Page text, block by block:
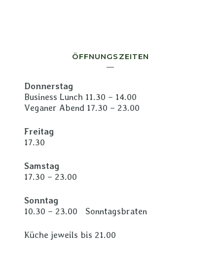
ÖFFNUNGSZEITEN
Donnerstag
Business Lunch 11.30 – 14.00
Veganer Abend 17.30 – 23.00
Freitag
17.30
Samstag
17.30 – 23.00
Sonntag
10.30 – 23.00 Sonntagsbraten
Küche jeweils bis 21.00